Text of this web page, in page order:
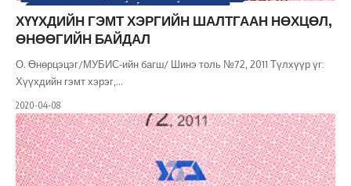
ХҮҮХДИЙН ГЭМТ ХЭРГИЙН ШАЛТГААН НӨХЦӨЛ,
ӨНӨӨГИЙН БАЙДАЛ
О. Өнөрцэцэг/МУБИС-ийн багш/ Шинэ толь №72, 2011 Түлхүүр үг:
Хүүхдийн гэмт хэрэг, …
2020-04-08